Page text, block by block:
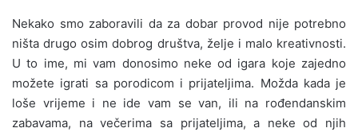
Nekako smo zaboravili da za dobar provod nije potrebno
ništa drugo osim dobrog društva, želje i malo kreativnosti.
U to ime, mi vam donosimo neke od igara koje zajedno
možete igrati sa porodicom i prijateljima. Možda kada je
loše vrijeme i ne ide vam se van, ili na rođendanskim
zabavama, na večerima sa prijateljima, a neke od njih